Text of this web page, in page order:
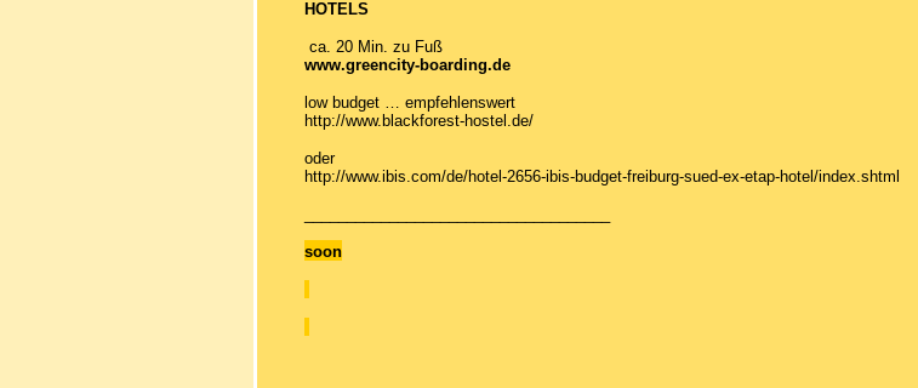
HOTELS
ca. 20 Min. zu Fuß
www.greencity-boarding.de
low budget … empfehlenswert
http://www.blackforest-hostel.de/
oder
http://www.ibis.com/de/hotel-2656-ibis-budget-freiburg-sued-ex-etap-hotel/index.shtml
soon